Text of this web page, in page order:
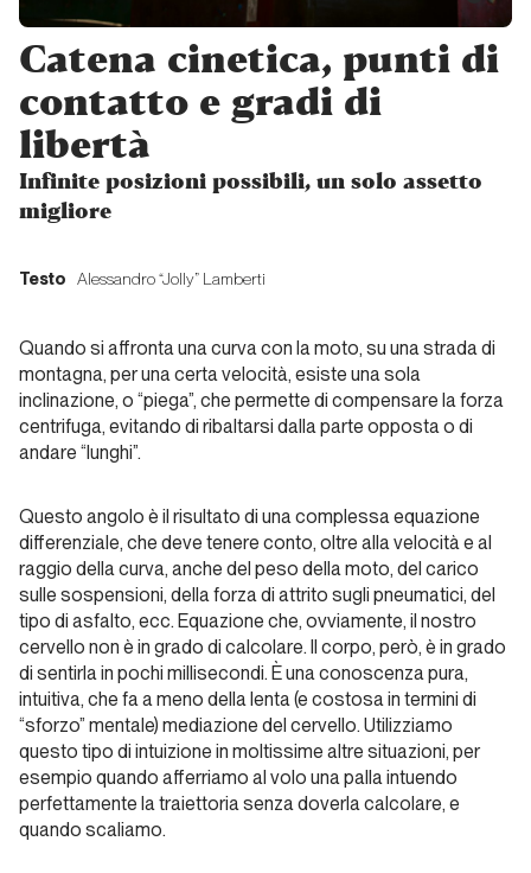
La parete
nord
dell’Eiger,
un
racconto
personale
Ueli,
vorrei
riprovarci
Storia Moderna
Tra
cielo
terra
The
Swiss
Machine
Storia Moderna
Catena cinetica, punti di
contatto e gradi di
libertà
Infinite posizioni possibili, un solo assetto
migliore
Testo Alessandro “Jolly” Lamberti
Quando si affronta una curva con la moto, su una strada di
montagna, per una certa velocità, esiste una sola
inclinazione, o “piega”, che permette di compensare la forza
centrifuga, evitando di ribaltarsi dalla parte opposta o di
andare “lunghi”.
Questo angolo è il risultato di una complessa equazione
differenziale, che deve tenere conto, oltre alla velocità e al
raggio della curva, anche del peso della moto, del carico
sulle sospensioni, della forza di attrito sugli pneumatici, del
tipo di asfalto, ecc. Equazione che, ovviamente, il nostro
cervello non è in grado di calcolare. Il corpo, però, è in grado
di sentirla in pochi millisecondi. È una conoscenza pura,
intuitiva, che fa a meno della lenta (e costosa in termini di
“sforzo” mentale) mediazione del cervello. Utilizziamo
questo tipo di intuizione in moltissime altre situazioni, per
esempio quando afferriamo al volo una palla intuendo
perfettamente la traiettoria senza doverla calcolare, e
quando scaliamo.